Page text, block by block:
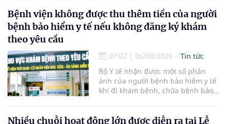
có giá trị hàng tỷ USD.
Bệnh viện không được thu thêm tiền của người
bệnh bảo hiểm y tế nếu không đăng ký khám
theo yêu cầu
07:07 | 06/08/2026
Tin tức
Bộ Y tế nhận được một số phản
ánh của người bệnh bảo hiểm y tế
khi đi khám bệnh, chữa bệnh bảo
bệnh, chữa bệnh theo yêu cầu
Nhiều chuỗi hoạt động lớn được diễn ra tại Lễ